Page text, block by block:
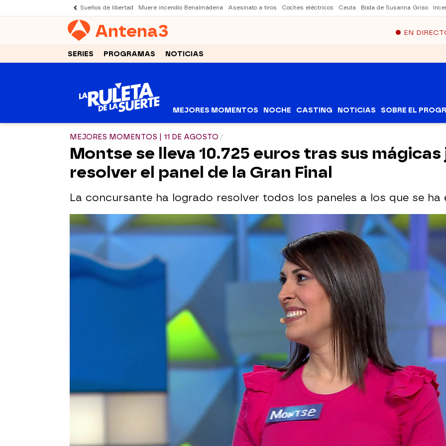
Sueños de libertad Muere incendio Benalmádena Asesinato a tiros Coches eléctricos Ceuta Boda de Susanna Griso
Antena3 EN
SERIES PROGRAMAS NOTICIAS
MEJORES MOMENTOS NOCHE CASTING NOTICIAS SOBRE EL
MEJORES MOMENTOS | 11 DE AGOSTO
Montse se lleva 10.725 euros tras sus
resolver el panel de la Gran Final
La concursante ha logrado resolver todos los paneles a los que se ha
Marta Carralero
Madrid
11 de agosto de 2022, 15:00
WhatsappFacebook
X
Montse ha jugado de maravilla en su paso por ‘La ruleta de la
suerte’. La concursante, nada más comenzar, se ha llevado 100